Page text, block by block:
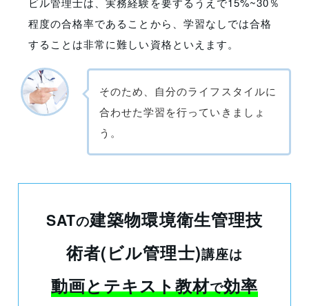
程度の合格率であることから、学習なしでは合格
することは非常に難しい資格といえます。
そのため、自分のライフスタイルに
合わせた学習を行っていきましょ
う。
SATの建築物環境衛生管理技
術者(ビル管理士)講座は
動画とテキスト教材で効率